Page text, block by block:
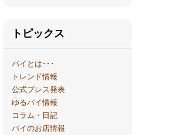
トピックス
パイとは･･･
トレンド情報
公式プレス発表
ゆるパイ情報
コラム・日記
パイのお店情報